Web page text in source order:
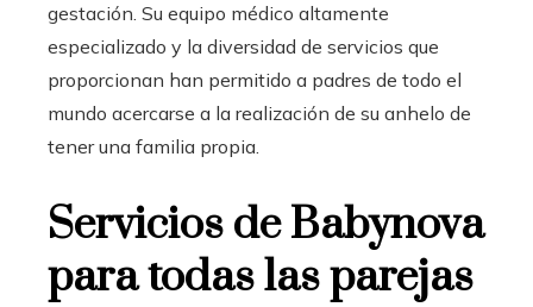
gestación. Su equipo médico altamente
especializado y la diversidad de servicios que
proporcionan han permitido a padres de todo el
mundo acercarse a la realización de su anhelo de
tener una familia propia.
Servicios de Babynova
para todas las parejas